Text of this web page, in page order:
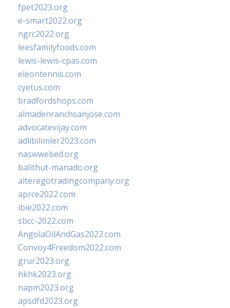
fpet2023.org
e-smart2022.org
ngrc2022.org
leesfamilyfoods.com
lewis-lewis-cpas.com
eleontennis.com
cyetus.com
bradfordshops.com
almadenranchsanjose.com
advocatevijay.com
adlibilimler2023.com
naswwebed.org
balithut-manado.org
alteregotradingcompany.org
aprce2022.com
ibie2022.com
sbcc-2022.com
AngolaOilAndGas2022.com
Convoy4Freedom2022.com
grur2023.org
hkhk2023.org
napm2023.org
apsdfd2023.org